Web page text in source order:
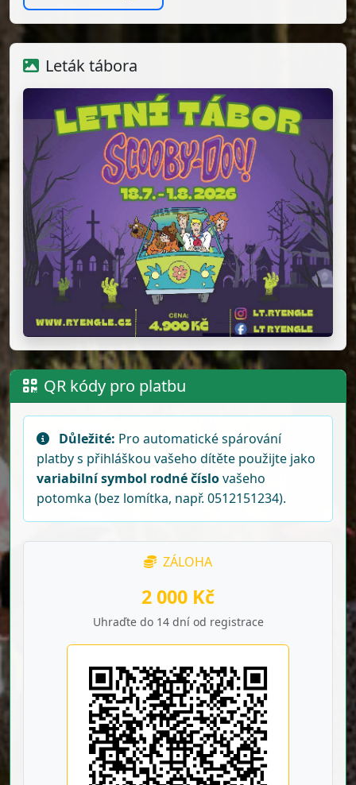
Leták tábora
QR kódy pro platbu
Důležité: Pro automatické spárování
platby s přihláškou vašeho dítěte použijte jako
variabilní symbol rodné číslovašeho
potomka (bez lomítka, např. 0512151234).
ZÁLOHA
2 000 Kč
Uhraďte do 14 dní od registrace